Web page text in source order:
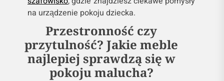
na urządzenie pokoju dziecka.
Przestronność czy
przytulność? Jakie meble
najlepiej sprawdzą się w
pokoju malucha?